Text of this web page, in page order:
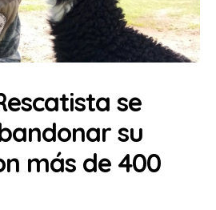
se
su
más de 400